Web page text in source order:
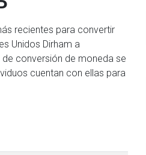
recientes para convertir
Unidos Dirham a
conversión de moneda se
cuentan con ellas para